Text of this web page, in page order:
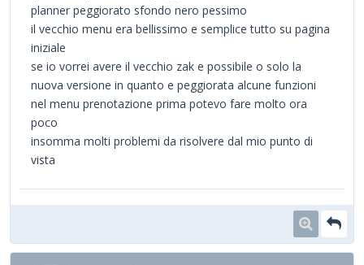
planner peggiorato sfondo nero pessimo
il vecchio menu era bellissimo e semplice tutto su pagina
iniziale
se io vorrei avere il vecchio zak e possibile o solo la
nuova versione in quanto e peggiorata alcune funzioni
nel menu prenotazione prima potevo fare molto ora
poco
insomma molti problemi da risolvere dal mio punto di
vista